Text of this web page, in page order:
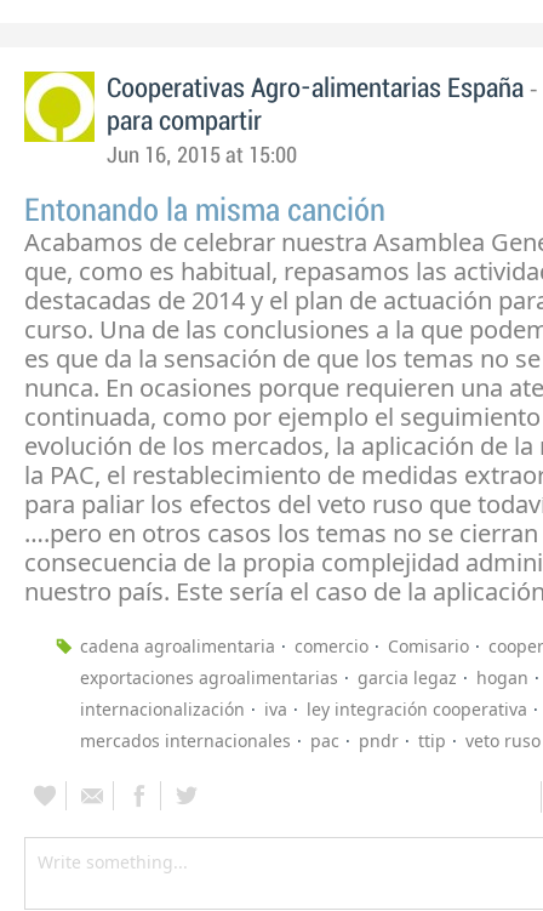
Cooperativas Agro-alimentarias España -
para compartir
Jun 16, 2015 at 15:00
Entonando la misma canción
Acabamos de celebrar nuestra Asamblea
que, como es habitual, repasamos las
destacadas de 2014 y el plan de actuación
curso. Una de las conclusiones a la que
es que da la sensación de que los temas no
nunca. En ocasiones porque requieren una
continuada, como por ejemplo el
evolución de los mercados, la aplicación de
la PAC, el restablecimiento de medidas
para paliar los efectos del veto ruso que
….pero en otros casos los temas no se
consecuencia de la propia complejidad
nuestro país. Este sería el caso de la
cadena agroalimentaria comercio Comisario
exportaciones agroalimentarias
garcia legaz
hogan
internacionalización
iva
ley integración cooperativa
mercados internacionales
pac pndr ttip veto ruso